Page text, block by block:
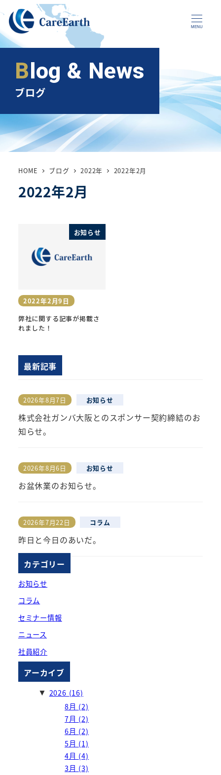
メ
イ
ン
コ
へ
移
動
MENU
Blog & News
ブログ
HOME ブログ 2022年 2022年2月
2022年2月
お知らせ
弊社に関する記事が掲載さ
れました！
投稿日
2022年2月9日
最新記事
株式会社ガンバ大阪とのスポンサー契約締結のお
知らせ。
投稿日
2026年8月7日 お知らせ
お盆休業のお知らせ。
投稿日
2026年8月6日 お知らせ
昨日と今日のあいだ。
投稿日
2026年7月22日 コラム
カテゴリー
お知らせ
コラム
セミナー情報
ニュース
社員紹介
アーカイブ
▼ 2026 (16)
8月 (2)
7月 (2)
6月 (2)
5月 (1)
4月 (4)
3月 (3)